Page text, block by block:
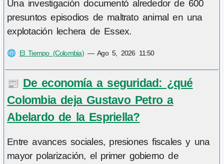
Una investigación documentó alrededor de 600
presuntos episodios de maltrato animal en una
explotación lechera de Essex.
🌐 El Tiempo (Colombia)—Ago 5, 2026 11:50
📰 De economía a seguridad: ¿qué
Colombia deja Gustavo Petro a
Abelardo de la Espriella?
Entre avances sociales, presiones fiscales y una
mayor polarización, el primer gobierno de